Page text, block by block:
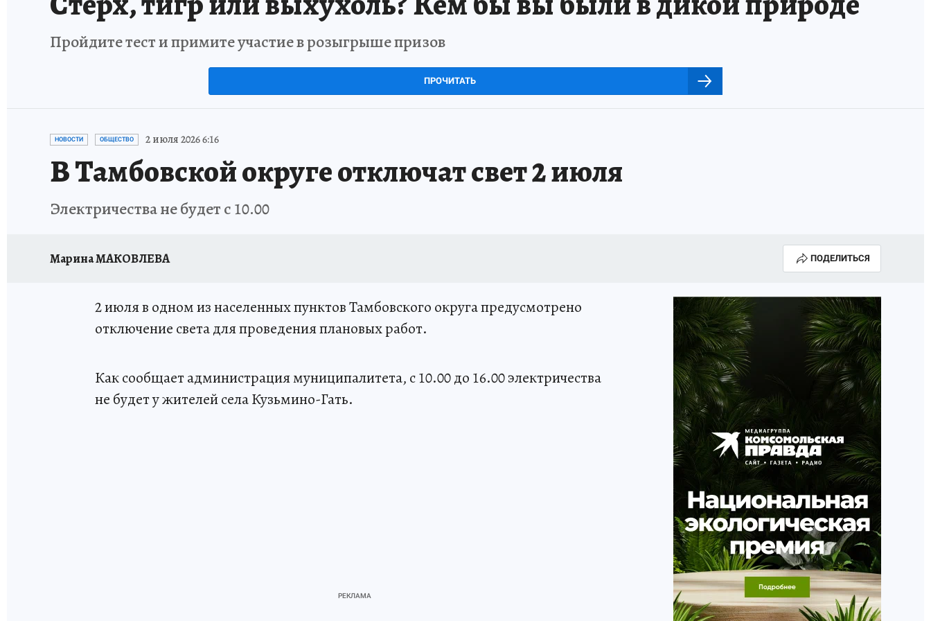
Пройдите тест и примите участие в розыгрыше призов
ПРОЧИТАТЬ
НОВОСТИ ОБЩЕСТВО 2 июля 2026 6:16
В Тамбовской округе отключат свет 2 июля
Электричества не будет с 10.00
Марина МАКОВЛЕВА ПОДЕЛИТЬСЯ
2 июля в одном из населенных пунктов Тамбовского округа предусмотрено
отключение света для проведения плановых работ.
Как сообщает администрация муниципалитета, с 10.00 до 16.00 электричества
не будет у жителей села Кузьмино-Гать.